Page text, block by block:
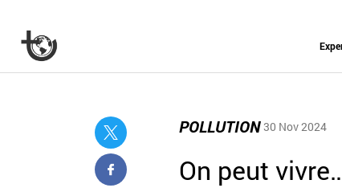
POLLUTION 30 Nov 2024
On peut